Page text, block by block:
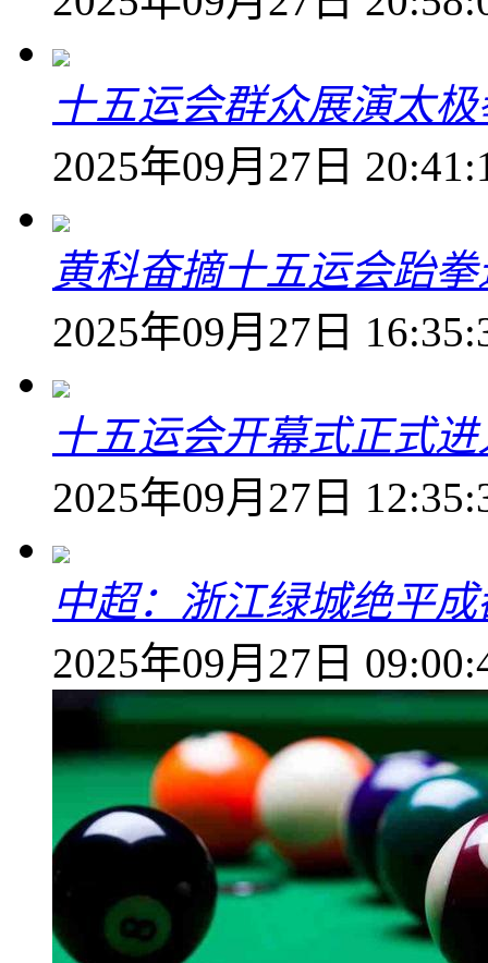
十五运会群众展演太
2025年09月27日
黄科奋摘十五运会跆
2025年09月27日
十五运会开幕式正式
2025年09月27日
中超：浙江绿城绝平
2025年09月27日